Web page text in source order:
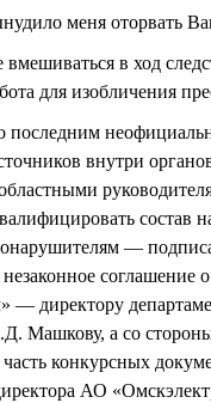
меня оторвать
в ход
для изобличения
внутри
состав
—
— директору
Машкову, а со
конкурсных
АО